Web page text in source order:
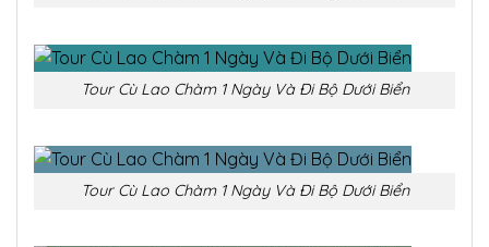
Tour Cù Lao Chàm 1 Ngày Và Đi Bộ Dưới Biển
Tour Cù Lao Chàm 1 Ngày Và Đi Bộ Dưới Biển